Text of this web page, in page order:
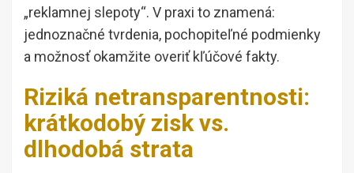
„reklamnej slepoty“. V praxi to znamená:
jednoznačné tvrdenia, pochopiteľné podmienky
a možnosť okamžite overiť kľúčové fakty.
Riziká netransparentnosti:
krátkodobý zisk vs.
dlhodobá strata